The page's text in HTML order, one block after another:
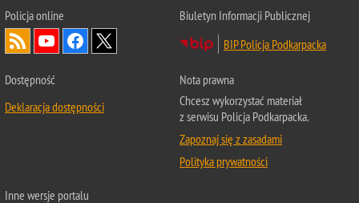
Policja online
Biuletyn Informacji Publicznej
BIP Policja Podkarpacka
Dostępność
Deklaracja dostępności
Nota prawna
Chcesz wykorzystać materiał
z serwisu Policja Podkarpacka.
Zapoznaj się z zasadami
Polityka prywatności
Inne wersje portalu